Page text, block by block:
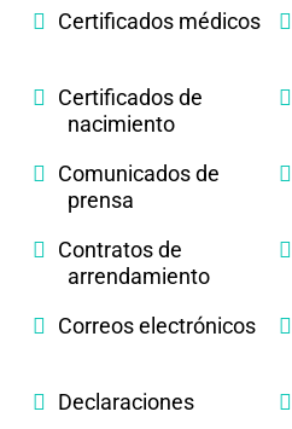
Certificados médicos
Certificados de
nacimiento
Comunicados de
prensa
Contratos de
arrendamiento
Correos electrónicos
Declaraciones